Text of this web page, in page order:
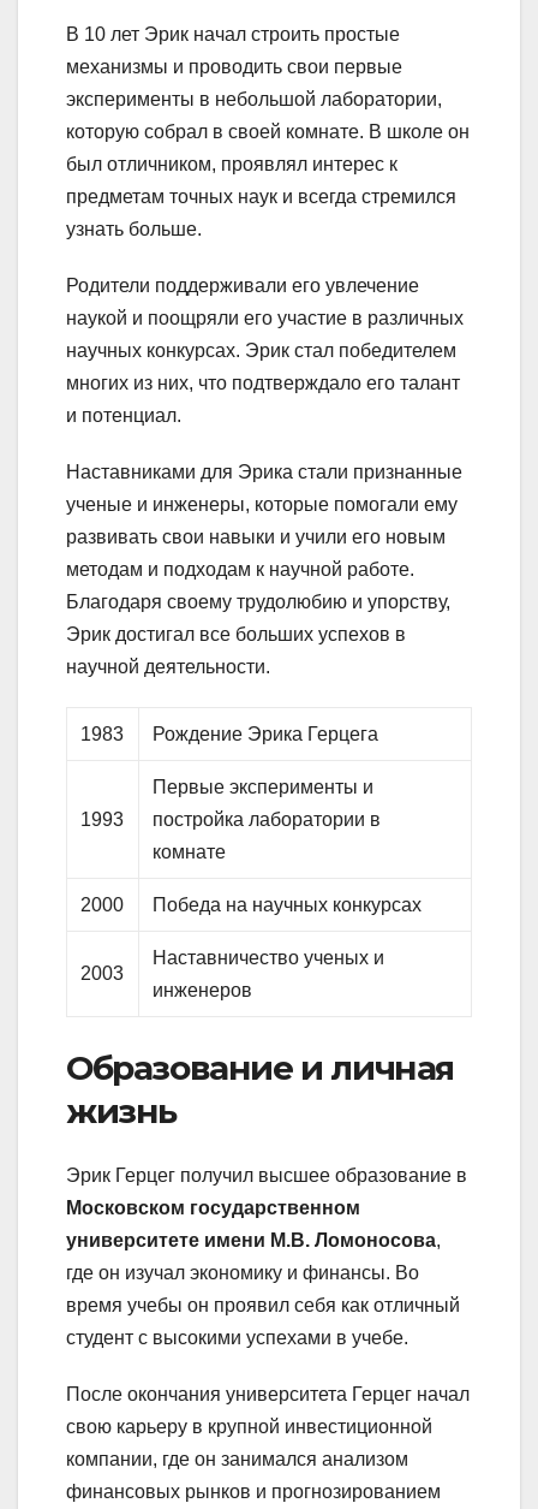
В 10 лет Эрик начал строить простые
механизмы и проводить свои первые
эксперименты в небольшой лаборатории,
которую собрал в своей комнате. В школе он
был отличником, проявлял интерес к
предметам точных наук и всегда стремился
узнать больше.
Родители поддерживали его увлечение
наукой и поощряли его участие в различных
научных конкурсах. Эрик стал победителем
многих из них, что подтверждало его талант
и потенциал.
Наставниками для Эрика стали признанные
ученые и инженеры, которые помогали ему
развивать свои навыки и учили его новым
методам и подходам к научной работе.
Благодаря своему трудолюбию и упорству,
Эрик достигал все больших успехов в
научной деятельности.
1983 Рождение Эрика Герцега
1993
Первые эксперименты и
постройка лаборатории в
комнате
2000 Победа на научных конкурсах
2003
Наставничество ученых и
инженеров
Образование и личная
жизнь
Эрик Герцег получил высшее образование в
Московском государственном
университете имени М.В. Ломоносова,
где он изучал экономику и финансы. Во
время учебы он проявил себя как отличный
студент с высокими успехами в учебе.
После окончания университета Герцег начал
свою карьеру в крупной инвестиционной
компании, где он занимался анализом
финансовых рынков и прогнозированием